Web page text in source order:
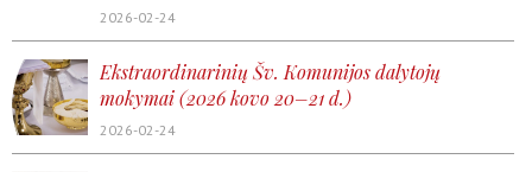
2026-02-24
Ekstraordinarinių Šv. Komunijos dalytojų
mokymai (2026 kovo 20–21 d.)
2026-02-24